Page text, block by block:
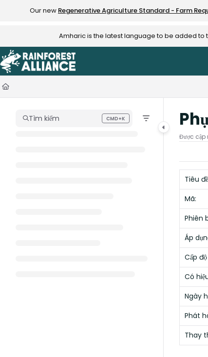
Documentation Index
Use this file to discover all available pages before exploring
Our new Regenerative Agriculture Standard - Farm
Amharic is the latest language to be added to
Tìm kiếm CMD+K
Press CMD+K to open search
Được cập
Tiêu
Mã:
Phiên
Áp
Cấp
Có
Ngày
Phát
Thay